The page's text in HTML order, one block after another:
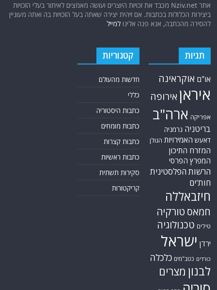
אתר Nziv.net מכבד את זכויות היוצרים ועושה מאמצים לאיתור בעלי הזכויות
ביצירות הכלולות בכתבות. אם זיהית יצירה שאתה בעל הזכויות בה ואתה מעוניין
להסירה מהכתבה, אנא פנה אלינולמייל
תגיות
או"ם אוקראינה
איראן אירופה
אפריקה ארה"ב
בריטניה גרמניה
דאעש האמירויות הגולן
המזרח התיכון
המפרץ הפרסי
הרשות הפלסטינית
חות'ים
חיזבאללה
חמאס טורקיה
טילים טכנולוגיה
ירדן ישראל
כורדים כטב"מים כלכלה
לבנון מצרים
קטגוריות
חדשות מהעולם
כללי
כתבות היסטוריה
כתבות מומחים
כתבות קצרות
כתבות ראשיות
סקירות תשתית
קריקטורות